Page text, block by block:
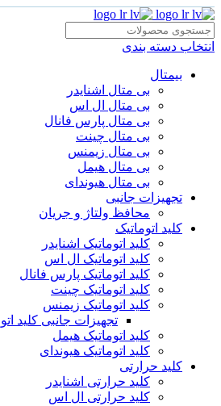
انتخاب دسته بندی
بیمتال
بی متال اشنایدر
بی متال ال اس
بی متال پارس فانال
بی متال چینت
بی متال زیمنس
بی متال هیمل
بی متال هیوندای
تجهیزات جانبی
محافظ ولتاژ و‌ جریان
کلید اتوماتیک
کلید اتوماتیک اشنایدر
کلید اتوماتیک ال اس
کلید اتوماتیک پارس فانال
کلید اتوماتیک چینت
کلید اتوماتیک زیمنس
تجهیزات جانبی کلید
کلید اتوماتیک هیمل
کلید اتوماتیک هیوندای
کلید حرارتی
کلید حرارتی اشنایدر
کلید حرارتی ال اس